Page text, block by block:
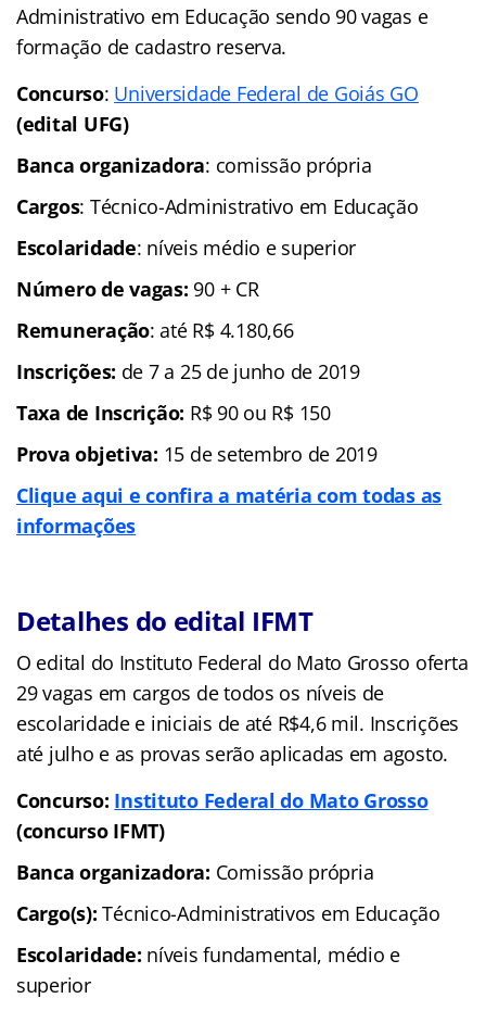
Administrativo em Educação sendo 90 vagas e
formação de cadastro reserva.
Concurso: Universidade Federal de Goiás GO
(edital UFG)
Banca organizadora: comissão própria
Cargos: Técnico-Administrativo em Educação
Escolaridade: níveis médio e superior
Número de vagas: 90 + CR
Remuneração: até R$ 4.180,66
Inscrições: de 7 a 25 de junho de 2019
Taxa de Inscrição: R$ 90 ou R$ 150
Prova objetiva: 15 de setembro de 2019
Clique aqui e confira a matéria com todas as
informações
Detalhes do edital IFMT
O edital do Instituto Federal do Mato Grosso oferta
29 vagas em cargos de todos os níveis de
escolaridade e iniciais de até R$4,6 mil. Inscrições
até julho e as provas serão aplicadas em agosto.
Concurso: Instituto Federal do Mato Grosso
(concurso IFMT)
Banca organizadora: Comissão própria
Cargo(s):Técnico-Administrativos em Educação
Escolaridade: níveis fundamental, médio e
superior